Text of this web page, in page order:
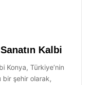
Kalbi
Konya, Türkiye’nin
şehir olarak,